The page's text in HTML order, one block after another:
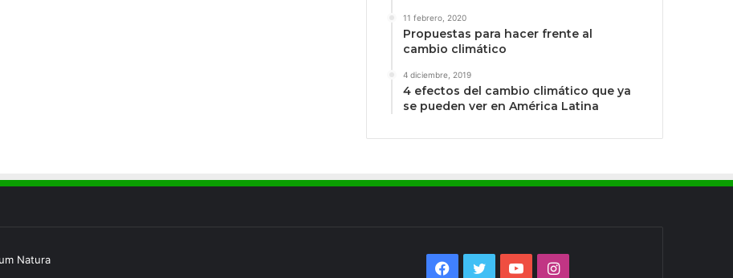
11 febrero, 2020
Propuestas para hacer frente al
cambio climático
4 diciembre, 2019
4 efectos del cambio climático que ya
se pueden ver en América Latina
Natura
Facebook
TwitterYouTubeInstagram